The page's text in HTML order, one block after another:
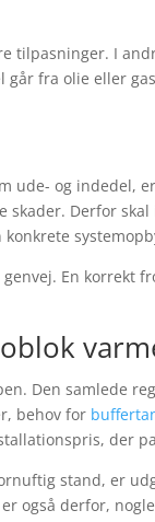
tilpasninger. I
går fra olie eller
ude- og indedel,
skader. Derfor
En korrekt
Den samlede
behov for
der
stand, er
også derfor,